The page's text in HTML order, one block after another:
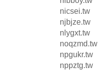
nicsei.tw
njbjze.tw
nlygxt.tw
noqzmd.tw
npgukr.tw
nppztg.tw